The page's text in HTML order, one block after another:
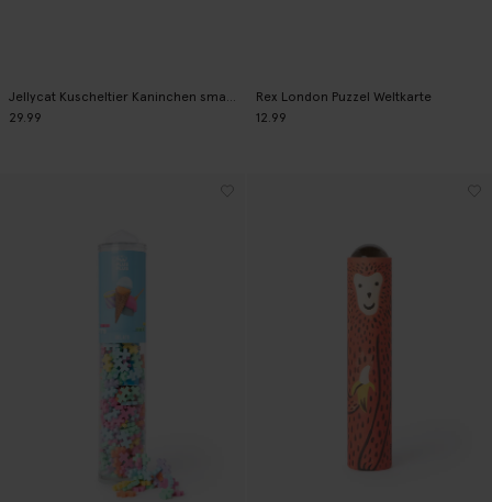
Jellycat Kuscheltier Kaninchen small - beige
29.99
Rex London Puzzel Weltkarte
12.99